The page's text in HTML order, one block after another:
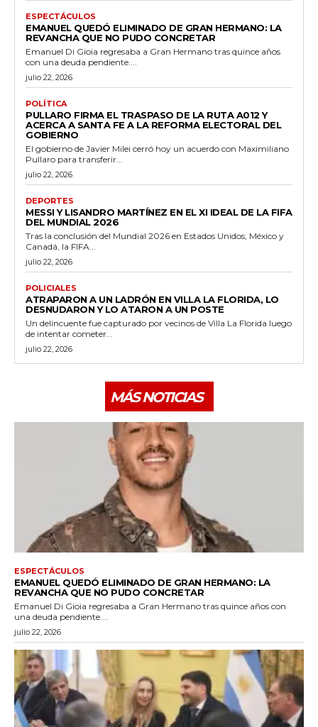
ESPECTÁCULOS
EMANUEL QUEDÓ ELIMINADO DE GRAN HERMANO: LA
REVANCHA QUE NO PUDO CONCRETAR
Emanuel Di Gioia regresaba a Gran Hermano tras quince años
con una deuda pendiente....
julio 22, 2026
POLÍTICA
PULLARO FIRMA EL TRASPASO DE LA RUTA A012 Y
ACERCA A SANTA FE A LA REFORMA ELECTORAL DEL
GOBIERNO
El gobierno de Javier Milei cerró hoy un acuerdo con Maximiliano
Pullaro para transferir...
julio 22, 2026
DEPORTES
MESSI Y LISANDRO MARTÍNEZ EN EL XI IDEAL DE LA FIFA
DEL MUNDIAL 2026
Tras la conclusión del Mundial 2026 en Estados Unidos, México y
Canadá, la FIFA...
julio 22, 2026
POLICIALES
ATRAPARON A UN LADRÓN EN VILLA LA FLORIDA, LO
DESNUDARON Y LO ATARON A UN POSTE
Un delincuente fue capturado por vecinos de Villa La Florida luego
de intentar cometer...
julio 22, 2026
MÁS NOTICIAS
ESPECTÁCULOS
EMANUEL QUEDÓ ELIMINADO DE GRAN HERMANO: LA
REVANCHA QUE NO PUDO CONCRETAR
Emanuel Di Gioia regresaba a Gran Hermano tras quince años con
una deuda pendiente....
julio 22, 2026